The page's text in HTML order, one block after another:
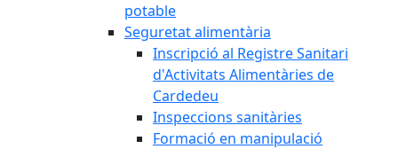
potable
Seguretat alimentària
Inscripció al Registre Sanitari
d'Activitats Alimentàries de
Cardedeu
Inspeccions sanitàries
Formació en manipulació